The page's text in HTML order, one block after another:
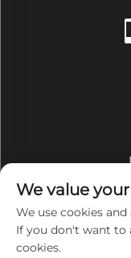
We value
We use cookies
If you don't want to
cookies.